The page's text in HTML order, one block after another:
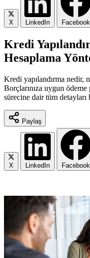
X LinkedIn Facebook
Kredi
Hesaplama
Kredi yapılandırma nedir,
Borçlarınıza uygun
sürecine dair tüm
Paylaş
X LinkedIn Facebook